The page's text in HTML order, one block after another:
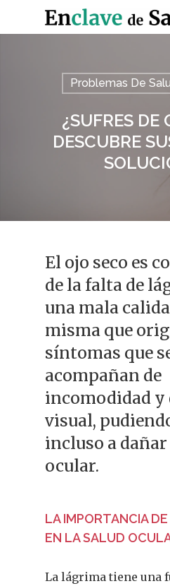
Presiona enter para
salir
Problemas De
¿SUFRES DE
DESCUBRE
El ojo seco es
de la falta de
una mala
misma que
síntomas que
acompañan de
incomodidad
visual,
incluso a
ocular.
LA IMPORTANCIA
EN LA SALUD
La lágrima tiene una